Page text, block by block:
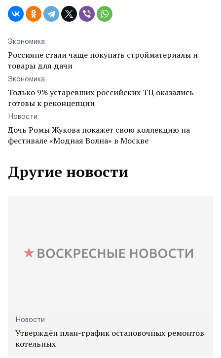
Экономика
Россияне стали чаще покупать стройматериалы и
товары для дачи
Экономика
Только 9% устаревших российских ТЦ оказались
готовы к реконцепции
Новости
Дочь Ромы Жукова покажет свою коллекцию на
фестивале «Модная Волна» в Москве
Другие новости
Новости
Утверждён план-график остановочных ремонтов
котельных